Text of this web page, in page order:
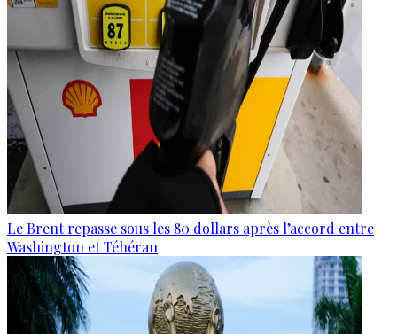
Le Brent repasse sous les 80 dollars après l’accord entre
Washington et Téhéran